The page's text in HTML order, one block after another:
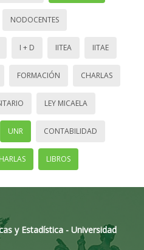
NODOCENTES
I + D IITEA IITAE
FORMACIÓN CHARLAS
LEY MICAELA
UNR CONTABILIDAD
LIBROS
y Estadística - Universidad